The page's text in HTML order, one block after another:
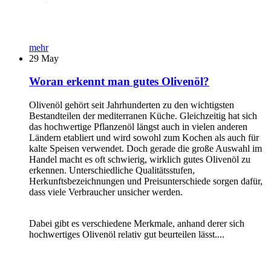
mehr
29 May
Woran erkennt man gutes Olivenöl?
Olivenöl gehört seit Jahrhunderten zu den wichtigsten
Bestandteilen der mediterranen Küche. Gleichzeitig hat sich
das hochwertige Pflanzenöl längst auch in vielen anderen
Ländern etabliert und wird sowohl zum Kochen als auch für
kalte Speisen verwendet. Doch gerade die große Auswahl im
Handel macht es oft schwierig, wirklich gutes Olivenöl zu
erkennen. Unterschiedliche Qualitätsstufen,
Herkunftsbezeichnungen und Preisunterschiede sorgen dafür,
dass viele Verbraucher unsicher werden.
Dabei gibt es verschiedene Merkmale, anhand derer sich
hochwertiges Olivenöl relativ gut beurteilen lässt....